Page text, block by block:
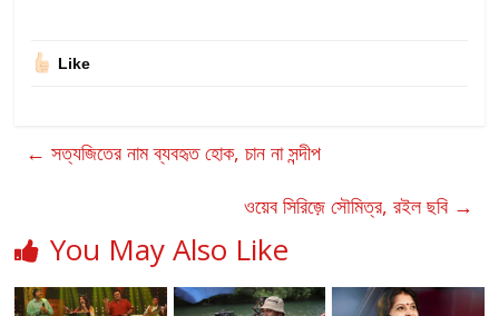
Like
← সত্যজিতের নাম ব্যবহৃত হোক, চান না সন্দীপ
ওয়েব সিরিজ়ে সৌমিত্র, রইল ছবি →
You May Also Like